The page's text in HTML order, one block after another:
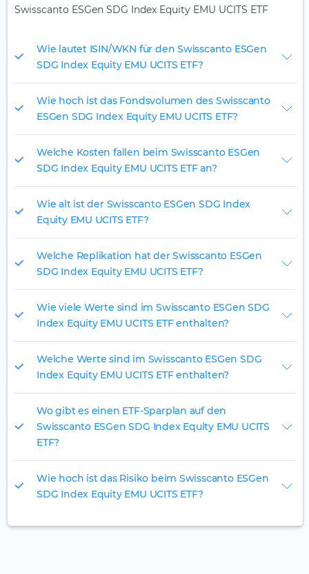
Swisscanto ESGen SDG Index Equity EMU UCITS ETF
Wie lautet ISIN/WKN für den Swisscanto ESGen
SDG Index Equity EMU UCITS ETF?
Wie hoch ist das Fondsvolumen des Swisscanto
ESGen SDG Index Equity EMU UCITS ETF?
Welche Kosten fallen beim Swisscanto ESGen
SDG Index Equity EMU UCITS ETF an?
Wie alt ist der Swisscanto ESGen SDG Index
Equity EMU UCITS ETF?
Welche Replikation hat der Swisscanto ESGen
SDG Index Equity EMU UCITS ETF?
Wie viele Werte sind im Swisscanto ESGen SDG
Index Equity EMU UCITS ETF enthalten?
Welche Werte sind im Swisscanto ESGen SDG
Index Equity EMU UCITS ETF enthalten?
Wo gibt es einen ETF-Sparplan auf den
Swisscanto ESGen SDG Index Equity EMU UCITS
ETF?
Wie hoch ist das Risiko beim Swisscanto ESGen
SDG Index Equity EMU UCITS ETF?